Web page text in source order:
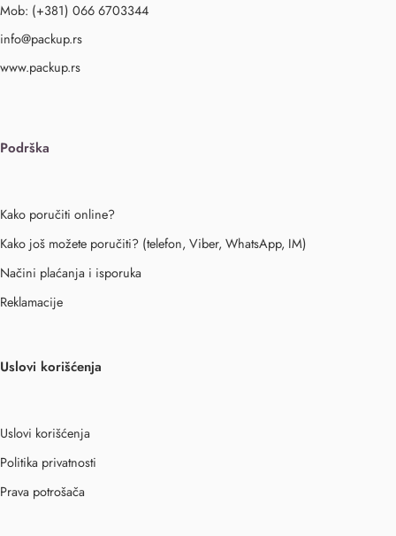
Mob: (+381) 066 6703344
info@packup.rs
www.packup.rs
Podrška
Kako poručiti online?
Kako još možete poručiti? (telefon, Viber, WhatsApp, IM)
Načini plaćanja i isporuka
Reklamacije
Uslovi korišćenja
Uslovi korišćenja
Politika privatnosti
Prava potrošača